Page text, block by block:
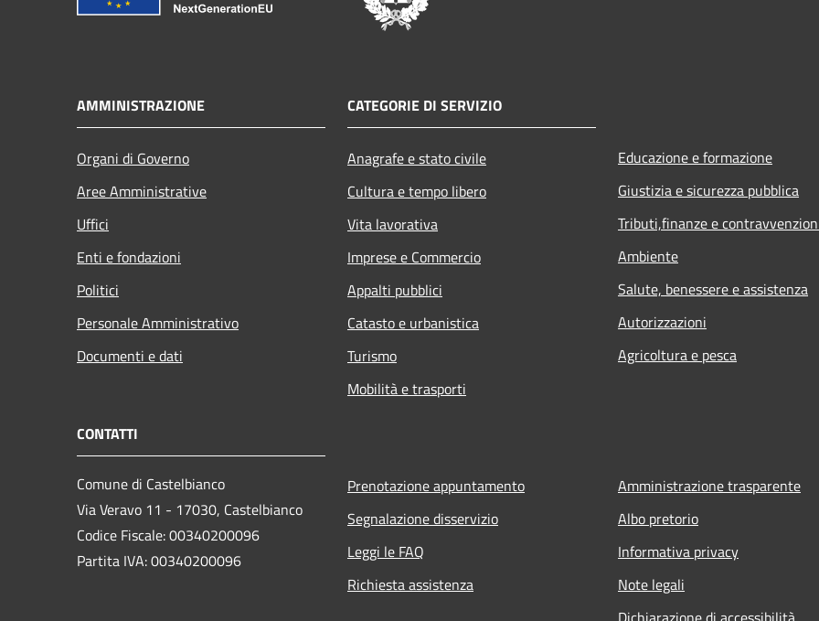
AMMINISTRAZIONE
Organi di Governo
Aree Amministrative
Uffici
Enti e fondazioni
Politici
Personale Amministrativo
Documenti e dati
CATEGORIE DI SERVIZIO
Anagrafe e stato civile
Cultura e tempo libero
Vita lavorativa
Imprese e Commercio
Appalti pubblici
Catasto e urbanistica
Turismo
Mobilità e trasporti
Educazione e formazione
Giustizia e sicurezza pubblica
Tributi,finanze e
Ambiente
Salute, benessere e assistenza
Autorizzazioni
Agricoltura e pesca
CONTATTI
Comune di Castelbianco
Via Veravo 11 - 17030, Castelbianco
Codice Fiscale: 00340200096
Partita IVA: 00340200096
Prenotazione appuntamento
Segnalazione disservizio
Leggi le FAQ
Richiesta assistenza
Amministrazione trasparente
Albo pretorio
Informativa privacy
Note legali